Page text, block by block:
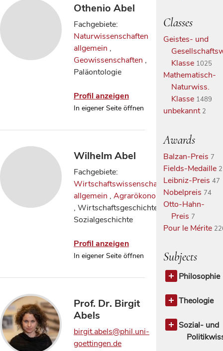
Othenio Abel
Fachgebiete:
Naturwissenschaften
allgemein ,
Geowissenschaften ,
Paläontologie
Profil anzeigen
In eigener Seite öffnen
Wilhelm Abel
Fachgebiete:
Wirtschaftswissenschaften
allgemein , Agrarökonomie
, Wirtschaftsgeschichte,
Sozialgeschichte
Profil anzeigen
In eigener Seite öffnen
Prof. Dr. Birgit
Abels
birgit.abels@phil.uni-
goettingen.de
Classes
Geistes- und
Klasse 1025
Mathematisch-
Naturwiss.
Klasse 1489
unbekannt 2
Awards
Balzan-Preis 7
Fields-Medaille 2
Leibniz-Preis 47
Nobelpreis 74
Otto-Hahn-
Preis 7
Pour le Mérite
Subjects
Philosophie
Antike
Theologie
Altes
Geschichte
Sozial- und